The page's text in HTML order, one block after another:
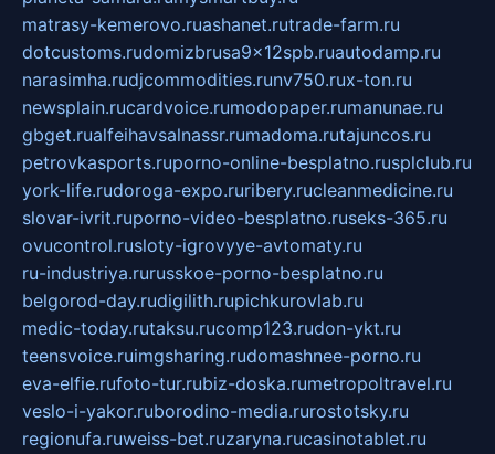
matrasy-kemerovo.ruashanet.rutrade-farm.ru
dotcustoms.rudomizbrusa9x12spb.ruautodamp.ru
narasimha.rudjcommodities.runv750.rux-ton.ru
newsplain.rucardvoice.rumodopaper.rumanunae.ru
gbget.rualfeihavsalnassr.rumadoma.rutajuncos.ru
petrovkasports.ruporno-online-besplatno.rusplclub.ru
york-life.rudoroga-expo.ruribery.rucleanmedicine.ru
slovar-ivrit.ruporno-video-besplatno.ruseks-365.ru
ovucontrol.rusloty-igrovyye-avtomaty.ru
ru-industriya.rurusskoe-porno-besplatno.ru
belgorod-day.rudigilith.rupichkurovlab.ru
medic-today.rutaksu.rucomp123.rudon-ykt.ru
teensvoice.ruimgsharing.rudomashnee-porno.ru
eva-elfie.rufoto-tur.rubiz-doska.rumetropoltravel.ru
veslo-i-yakor.ruborodino-media.rurostotsky.ru
regionufa.ruweiss-bet.ruzaryna.rucasinotablet.ru